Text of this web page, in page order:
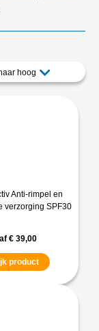
hoog
Anti-rimpel en
verzorging SPF30
€39,00
product